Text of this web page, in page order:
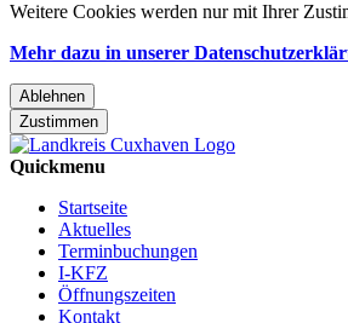
Weitere Cookies werden nur mit Ihrer
Mehr dazu in unserer
Ablehnen
Zustimmen
Quickmenu
Startseite
Aktuelles
Terminbuchungen
I-KFZ
Öffnungszeiten
Kontakt